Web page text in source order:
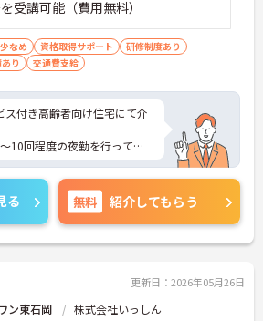
受講可能（費用無料）
なめ 資格取得サポート
研修制度あり
り
交通費支給
ス付き高齢者向け住宅にて介
10回程度の夜勤を行ってい
験から入社し活躍されてい
アアップも目指せます。
面接対策ポイントなどさらに
ので、お気軽にご相談くださ
る 無料 紹介してもらう
更新日：2026年05月26日
ン東石岡 株式会社いっしん